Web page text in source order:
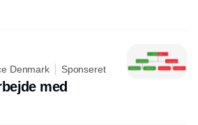
Denmark Sponseret
med